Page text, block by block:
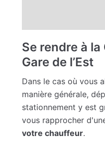
Se rendre à
Gare de l’Est
Dans le cas où vous
manière générale,
stationnement y est
vous rapprocher
votre chauffeur.